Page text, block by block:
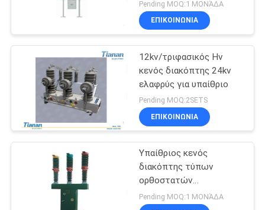
Pending MOQ:1 ΜΟΝΆΔΑ
ΕΠΙΚΟΙΝΩΝΊΑ
12kv/τριφασικός Hv
κενός διακόπτης 24kv
ελαφρύς για υπαίθριο
Pending MOQ:2SETS
ΕΠΙΚΟΙΝΩΝΊΑ
Υπαίθριος κενός
διακόπτης τύπων
ορθοστατών
πορσελάνης HV που
γεμίζουν με SF6
Pending MOQ:1 ΜΟΝΆΔΑ